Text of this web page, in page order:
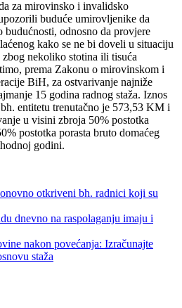
za mirovinsko i invalidsko
buduće umirovljenike da
odnosno da provjere
kako se ne bi doveli u situaciju
nekoliko stotina ili tisuća
prema Zakonu o mirovinskom i
BiH, za ostvarivanje najniže
15 godina radnog staža. Iznos
entitetu trenutačno je 573,53 KM i
u visini zbroja 50% postotka
postotka porasta bruto domaćeg
godini.
otkriveni bh. radnici koji su
dnevno na raspolaganju imaju i
nakon povećanja: Izračunajte
staža